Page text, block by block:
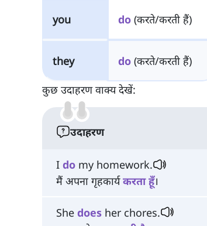
you do(करते/करती हैं)
they do(करते/करती हैं)
कुछ उदाहरण वाक्य देखें:
उदाहरण
I do my homework.
मैं अपना गृहकार्यकरता हूँ।
She does her chores.